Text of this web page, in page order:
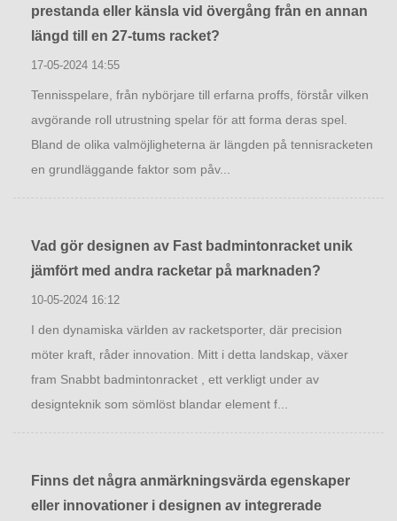
prestanda eller känsla vid övergång från en annan
längd till en 27-tums racket?
17-05-2024 14:55
Tennisspelare, från nybörjare till erfarna proffs, förstår vilken
avgörande roll utrustning spelar för att forma deras spel.
Bland de olika valmöjligheterna är längden på tennisracketen
en grundläggande faktor som påv...
Vad gör designen av Fast badmintonracket unik
jämfört med andra racketar på marknaden?
10-05-2024 16:12
I den dynamiska världen av racketsporter, där precision
möter kraft, råder innovation. Mitt i detta landskap, växer
fram Snabbt badmintonracket , ett verkligt under av
designteknik som sömlöst blandar element f...
Finns det några anmärkningsvärda egenskaper
eller innovationer i designen av integrerade